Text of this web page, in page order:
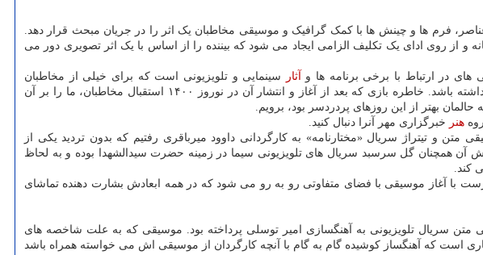
فرم ها و چینش ها با کمک گرافیک و موسیقی مخاطبان یک اثر را در جریان مبحث قرار دهد.
روی ادای یک تکلیف الزامی ایجاد می شود که بیننده را از اساس با یک اثر تصویری دور می
های در ارتباط با برخی برنامه ها و آثار
سینمایی و تلویزیونی است که برای خیلی از مخاطبان
دربرگیرنده خاطرات تلخ و شیرینی است و رجوع باردیگر به آنها برای ما در هر شرایطی می تواند یک دنیا خاطره به همراه داشته باشد. خاطره بازی که بعد از آغاز و انتشار آن در نوروز ۱۴۰۰ استقبال مخاطبان، ما را بر آن
بهتر از این روزهای پردردسر بود، برویم.
هنر خبرگزاری مهر آنرا دنبال کنید.
تیتراژ سریال «مختارنامه» به کارگردانی داوود میرباقری رفتیم که بدون تردید یکی از
همچنان گل سرسبد سریال های تلویزیونی سیما در زمینه حضرت سیدالشهدا بوده و به لحاظ
کند.
با آغاز موسیقی با فضای متفاوتی رو به رو می شود که در همه ابعادش بشارت دهنده تماشای
سریال تلویزیونی به آهنگسازی امیر توسلی پرداخته بود. موسیقی که به علت شاخصه های
است که آهنگساز کوشیده گام به گام با آنچه کارگردان از موسیقی اش می خواسته همراه باشد